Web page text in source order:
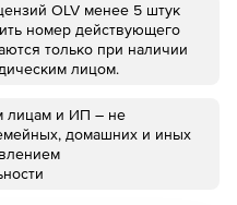
OLV менее 5 штук
номер действующего
только при наличии
лицом.
лицам и ИП – не
домашних и иных